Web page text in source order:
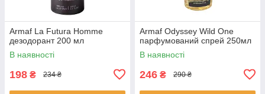
Armaf La Futura Homme
дезодорант 200 мл
В наявності
198 ₴ 234 ₴
Armaf Odyssey Wild One
парфумований спрей 250мл
В наявності
246 ₴ 290 ₴